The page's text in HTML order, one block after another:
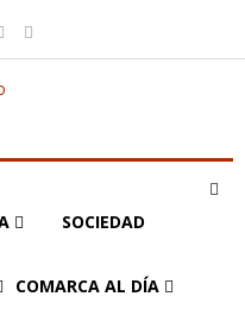
SOCIEDAD
COMARCA AL DÍA